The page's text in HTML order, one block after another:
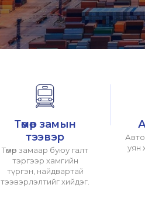
Төмөр замын
тээвэр
Төмөр замаар буюу галт
тэргээр хамгийн
түргэн, найдвартай
тээвэрлэлтийг хийдэг.
уян